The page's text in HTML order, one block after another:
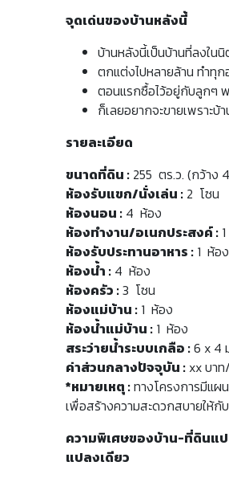
จุดเด่นของบ้านหลังนี้
บ้านหลังนี้เป็นบ้านที่ลงใน
ตกแต่งไปหลายล้าน ทำทุ
ตอนแรกซื้อไว้อยู่กับลูกๆ
ก็เลยอยากจะขายเพราะบ้
รายละเอียด
ขนาดที่ดิน : 255 ตร.ว. (กว้าง
ห้องรับแขก/นั่งเล่น : 2 โซน
ห้องนอน : 4 ห้อง
ห้องทำงาน/อเนกประสงค์ :
ห้องรับประทานอาหาร : 1 ห้อง
ห้องน้ำ : 4 ห้อง
ห้องครัว :3 โซน
ห้องแม่บ้าน : 1 ห้อง
ห้องน้ำแม่บ้าน : 1 ห้อง
สระว่ายน้ำระบบเกลือ :6 x 4
ค่าส่วนกลางปัจจุบัน : xx บา
*หมายเหตุ :ทางโครงการมีแผ
เพื่อสร้างความสะดวกสบายให้กั
ความพิเศษของบ้าน-ที่ดินแป
แปลงเดียว